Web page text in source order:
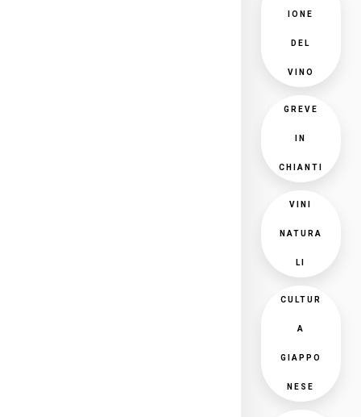
IONE
DEL
VINO
GREVE
IN
CHIANTI
VINI
NATURA
LI
CULTUR
A
GIAPPO
NESE